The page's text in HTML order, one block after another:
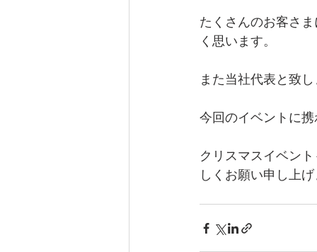
たくさんのお客さ
く思います。
また当社代表と致
今回のイベントに
クリスマスイベン
しくお願い申し上